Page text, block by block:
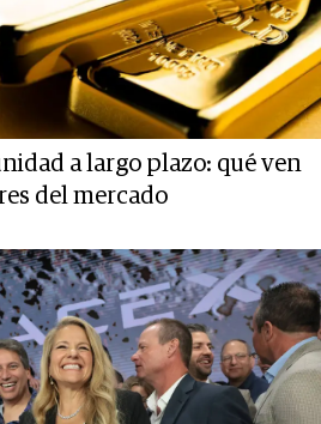
a largo plazo: qué ven
del mercado